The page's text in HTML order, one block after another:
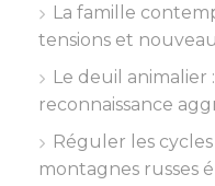
La famille
tensions et
Le deuil animalier
reconnaissance
Réguler les
montagnes russes